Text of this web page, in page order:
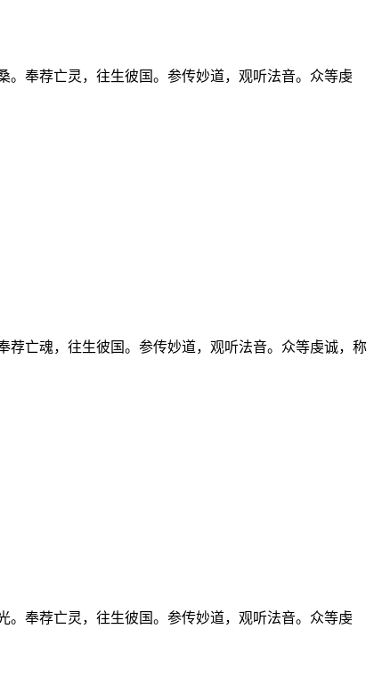
奉荐亡灵，往生彼国。参传妙道，观听法音。众等虔
亡魂，往生彼国。参传妙道，观听法音。众等虔诚，称
奉荐亡灵，往生彼国。参传妙道，观听法音。众等虔